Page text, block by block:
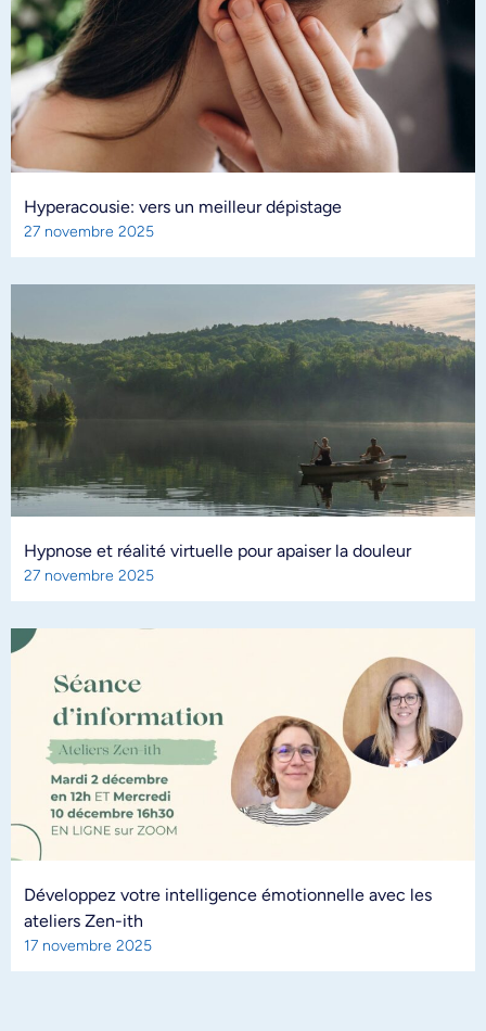
Hyperacousie: vers un meilleur dépistage
27 novembre 2025
Hypnose et réalité virtuelle pour apaiser la douleur
27 novembre 2025
Développez votre intelligence émotionnelle avec les
ateliers Zen-ith
17 novembre 2025